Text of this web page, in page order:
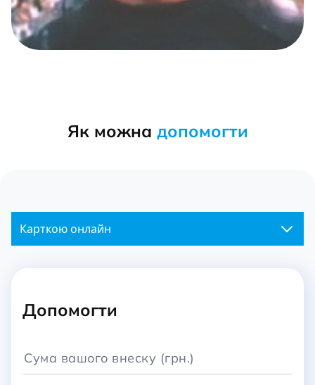
Як можна допомогти
Карткою онлайн
Допомогти